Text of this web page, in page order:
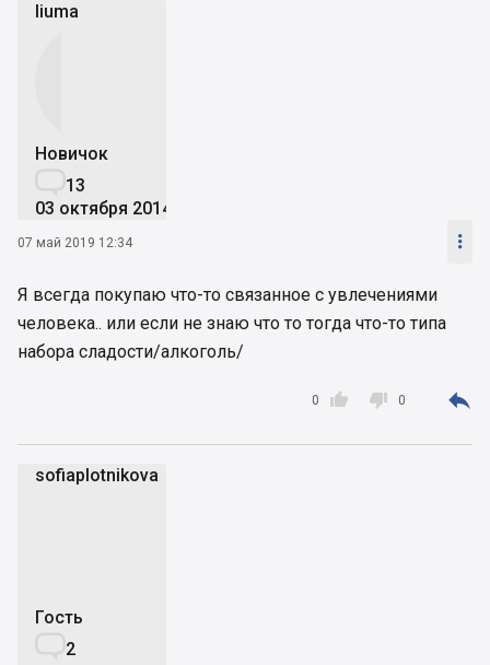
liuma
Новичок
13
03 октября 2014
07 май 2019 12:34 
Я всегда покупаю что-то связанное с увлечениями
человека.. или если не знаю что то тогда что-то типа
набора сладости/алкоголь/

0  0 
sofiaplotnikova
Гость
2